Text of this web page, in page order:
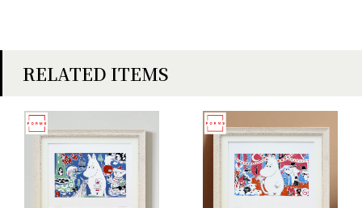
RELATED ITEMS